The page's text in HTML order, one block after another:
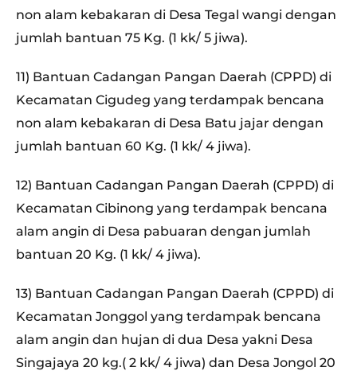
non alam kebakaran di Desa Tegal wangi dengan
jumlah bantuan 75 Kg. (1 kk/ 5 jiwa).
11) Bantuan Cadangan Pangan Daerah (CPPD) di
Kecamatan Cigudeg yang terdampak bencana
non alam kebakaran di Desa Batu jajar dengan
jumlah bantuan 60 Kg. (1 kk/ 4 jiwa).
12) Bantuan Cadangan Pangan Daerah (CPPD) di
Kecamatan Cibinong yang terdampak bencana
alam angin di Desa pabuaran dengan jumlah
bantuan 20 Kg. (1 kk/ 4 jiwa).
13) Bantuan Cadangan Pangan Daerah (CPPD) di
Kecamatan Jonggol yang terdampak bencana
alam angin dan hujan di dua Desa yakni Desa
Singajaya 20 kg.( 2 kk/ 4 jiwa) dan Desa Jongol 20